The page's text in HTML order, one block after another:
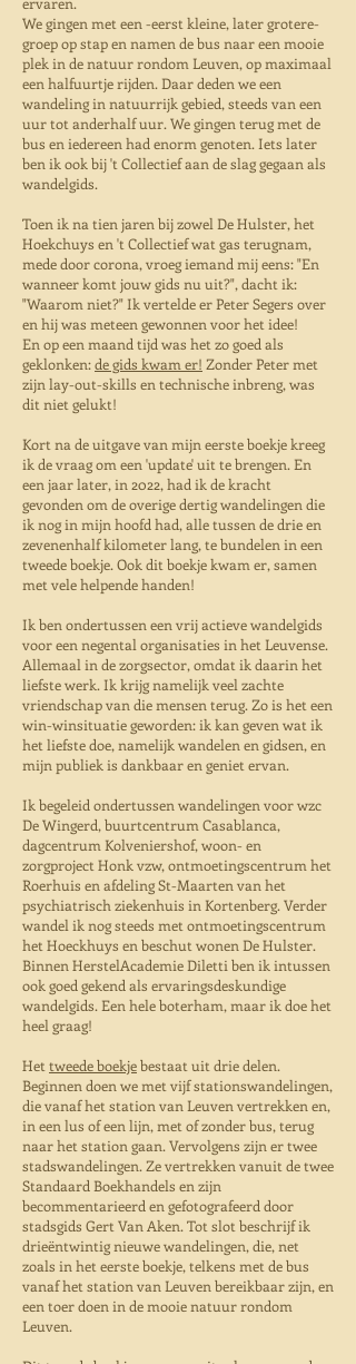
We gingen met een -eerst kleine, later grotere-
groep op stap en namen de bus naar een mooie
plek in de natuur rondom Leuven, op maximaal
een halfuurtje rijden. Daar deden we een
wandeling in natuurrijk gebied, steeds van een
uur tot anderhalf uur. We gingen terug met de
bus en iedereen had enorm genoten. Iets later
ben ik ook bij 't Collectief aan de slag gegaan als
wandelgids.
Toen ik na tien jaren bij zowel De Hulster, het
Hoekchuys en 't Collectief wat gas terugnam,
mede door corona, vroeg iemand mij eens: "En
wanneer komt jouw gids nu uit?", dacht ik:
"Waarom niet?" Ik vertelde er Peter Segers over
en hij was meteen gewonnen voor het idee!
En op een maand tijd was het zo goed als
geklonken:de gids kwam er! Zonder Peter met
zijn lay-out-skills en technische inbreng, was
dit niet gelukt!
Kort na de uitgave van mijn eerste boekje kreeg
ik de vraag om een 'update' uit te brengen. En
een jaar later, in 2022, had ik de kracht
gevonden om de overige dertig wandelingen die
ik nog in mijn hoofd had, alle tussen de drie en
zevenenhalf kilometer lang, te bundelen in een
tweede boekje. Ook dit boekje kwam er, samen
met vele helpende handen!
Ik ben ondertussen een vrij actieve wandelgids
voor een negental organisaties in het Leuvense.
Allemaal in de zorgsector, omdat ik daarin het
liefste werk. Ik krijg namelijk veel zachte
vriendschap van die mensen terug. Zo is het een
win-winsituatie geworden: ik kan geven wat ik
het liefste doe, namelijk wandelen en gidsen, en
mijn publiek is dankbaar en geniet ervan.
Ik begeleid ondertussen wandelingen voor wzc
De Wingerd, buurtcentrum Casablanca,
dagcentrum Kolveniershof, woon- en
zorgproject Honk vzw, ontmoetingscentrum het
Roerhuis en afdeling St-Maarten van het
psychiatrisch ziekenhuis in Kortenberg. Verder
wandel ik nog steeds met ontmoetingscentrum
het Hoeckhuys en beschut wonen De Hulster.
Binnen HerstelAcademie Diletti ben ik intussen
ook goed gekend als ervaringsdeskundige
wandelgids. Een hele boterham, maar ik doe het
heel graag!
Het tweedeboekjebestaat uit drie delen.
Beginnen doen we met vijf stationswandelingen,
die vanaf het station van Leuven vertrekken en,
in een lus of een lijn, met of zonder bus, terug
naar het station gaan. Vervolgens zijn er twee
stadswandelingen. Ze vertrekken vanuit de twee
Standaard Boekhandels en zijn
becommentarieerd en gefotografeerd door
stadsgids Gert Van Aken. Tot slot beschrijf ik
drieëntwintig nieuwe wandelingen, die, net
zoals in het eerste boekje, telkens met de bus
vanaf het station van Leuven bereikbaar zijn, en
een toer doen in de mooie natuur rondom
Leuven.